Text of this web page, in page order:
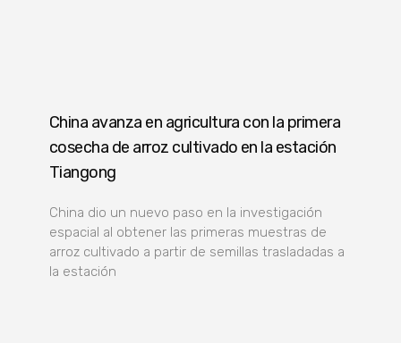
China avanza en agricultura con la primera
cosecha de arroz cultivado en la estación
Tiangong
China dio un nuevo paso en la investigación
espacial al obtener las primeras muestras de
arroz cultivado a partir de semillas trasladadas a
la estación